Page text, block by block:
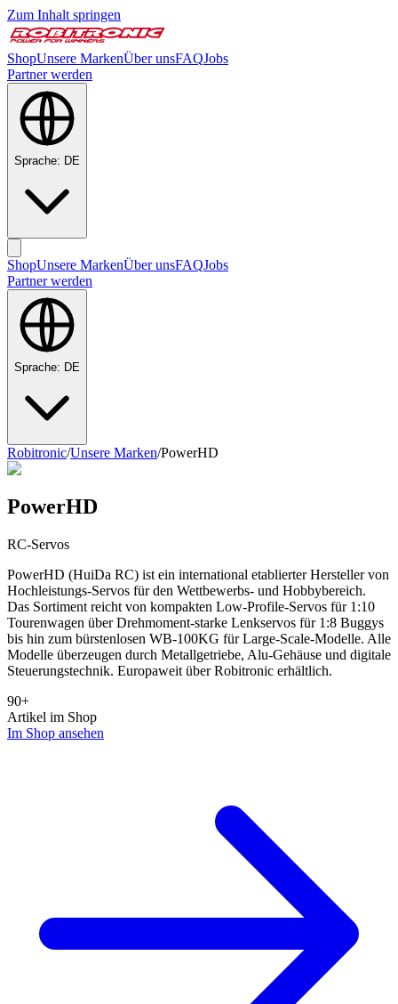
Zum Inhalt springen
ShopUnsere MarkenÜber unsFAQJobs
Partner werden
Sprache: DE
ShopUnsere MarkenÜber unsFAQJobs
Partner werden
Sprache: DE
Robitronic/Unsere Marken/PowerHD
PowerHD
RC-Servos
PowerHD (HuiDa RC) ist ein international etablierter Hersteller von
Hochleistungs-Servos für den Wettbewerbs- und Hobbybereich.
Das Sortiment reicht von kompakten Low-Profile-Servos für 1:10
Tourenwagen über Drehmoment-starke Lenkservos für 1:8 Buggys
bis hin zum bürstenlosen WB-100KG für Large-Scale-Modelle. Alle
Modelle überzeugen durch Metallgetriebe, Alu-Gehäuse und digitale
Steuerungstechnik. Europaweit über Robitronic erhältlich.
90+
Artikel im Shop
Im Shop ansehen